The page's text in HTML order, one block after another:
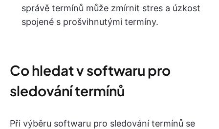
správě termínů může zmírnit stres a úzkost
spojené s prošvihnutými termíny.
Co hledat v softwaru pro
sledování termínů
Při výběru softwaru pro sledování termínů se